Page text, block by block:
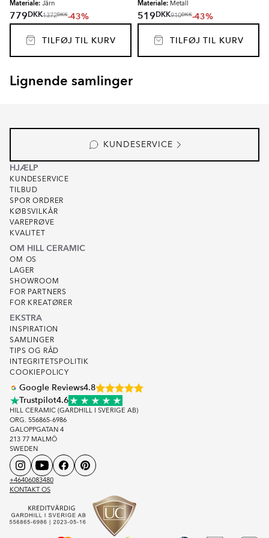
Materiale: Järn
779DKK1372DKK-43%
TILFØJ TIL KURV
Materiale: Metall
519DKK910DKK-43%
TILFØJ TIL KURV
Lignende samlinger
RENOLIA
KUNDESERVICE
HJÆLP
KUNDESERVICE
TILBUD
SPOR ORDRER
KØBSVILKÅR
VAREPRØVE
KVALITET
OM HILL CERAMIC
OM OS
LAGER
SHOWROOM
FOR PARTNERS
FOR KREATØRER
EKSTRA
INSPIRATION
SAMLINGER
TIPS OG RÅD
INTEGRITETSPOLITIK
COOKIEPOLICY
Google Reviews4.8
Trustpilot4.6
HILL CERAMIC (GARDHILL I SVERIGE AB)
ORG. 556865-6986
GALOPPGATAN 4
213 77 MALMÖ
SWEDEN
+46406083480
KONTAKT OS